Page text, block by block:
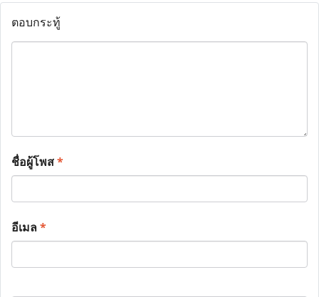
ตอบกระทู้
ชื่อผู้โพส*
อีเมล*